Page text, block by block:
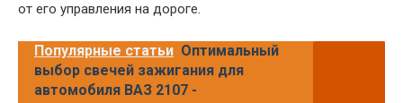
от его управления на дороге.
Популярные статьи Оптимальный
выбор свечей зажигания для
автомобиля ВАЗ 2107 -